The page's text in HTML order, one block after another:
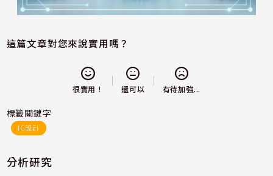
這篇文章對您來說實用嗎？
很實用！ 還可以 有待加強...
標籤關鍵字
IC設計
分析研究